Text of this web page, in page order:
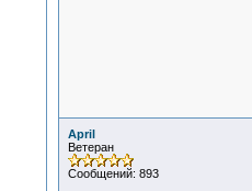
April
Ветеран
Сообщений: 893